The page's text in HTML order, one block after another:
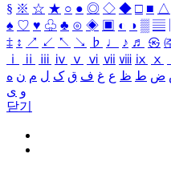
§ ※ ☆ ★ ○ ● ◎ ◇ ◆ □ ■ △
♠ ♡ ♥ ♧ ♣ ⊙ ◈ ▣ ◐ ◑ ▒ ▤
‡ ↕ ↗ ↙ ↖ ↘ ♭ ♩ ♪ ♬ ㉿
ⅰ
ⅱ ⅲ ⅳ ⅴ ⅵ ⅶ ⅷ ⅸ ⅹ
ض ط ظ ع غ ف ق ک ل م ن ه
و ی
닫기